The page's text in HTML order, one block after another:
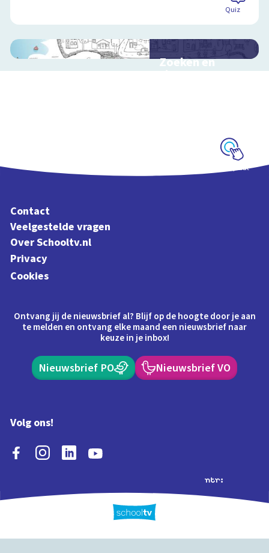
Quiz
Zoeken en
zingen met
Schoolplaat
Contact
Veelgestelde vragen
Over Schooltv.nl
Privacy
Cookies
Ontvang jij de nieuwsbrief al? Blijf op de hoogte door je aan
te melden en ontvang elke maand een nieuwsbrief naar
keuze in je inbox!
Nieuwsbrief PO Nieuwsbrief VO
Volg ons!